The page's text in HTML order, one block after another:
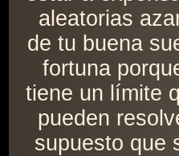
aleatorias
de tu buena
fortuna
tiene un límite
pueden
supuesto que